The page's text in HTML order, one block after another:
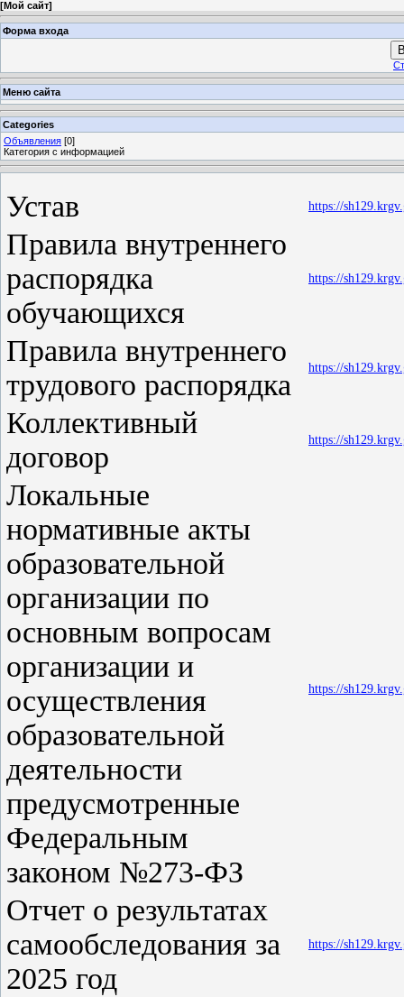
[Мой сайт]
Форма входа
Меню сайта
Categories
Объявления [0]
Категория с информацией
Устав https://
Правила внутреннего
распорядка
обучающихся
https://
Правила внутреннего
трудового распорядка
https://
Коллективный
договор
https://
Локальные
нормативные акты
образовательной
организации по
основным вопросам
организации и
осуществления
образовательной
деятельности
предусмотренные
Федеральным
законом №273-ФЗ
https://
Отчет о результатах
самообследования за
2025 год
https://